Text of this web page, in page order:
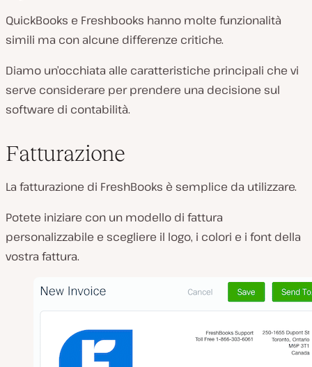
QuickBooks e Freshbooks hanno molte funzionalità
simili ma con alcune differenze critiche.
Diamo un’occhiata alle caratteristiche principali che vi
serve considerare per prendere una decisione sul
software di contabilità.
Fatturazione
La fatturazione di FreshBooks è semplice da utilizzare.
Potete iniziare con un modello di fattura
personalizzabile e scegliere il logo, i colori e i font della
vostra fattura.